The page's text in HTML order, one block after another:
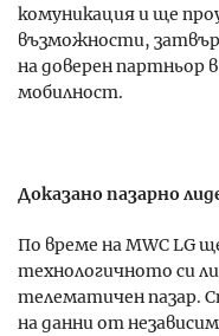
комуникация и ще
възможности,
на доверен партньор
мобилност.
Доказано пазарно
По време на MWC LG
технологичното си
телематичен пазар.
на данни от